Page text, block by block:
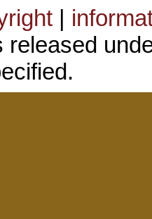
|
released